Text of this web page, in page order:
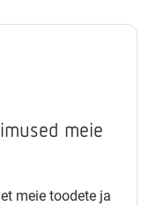
meie
meie toodete ja